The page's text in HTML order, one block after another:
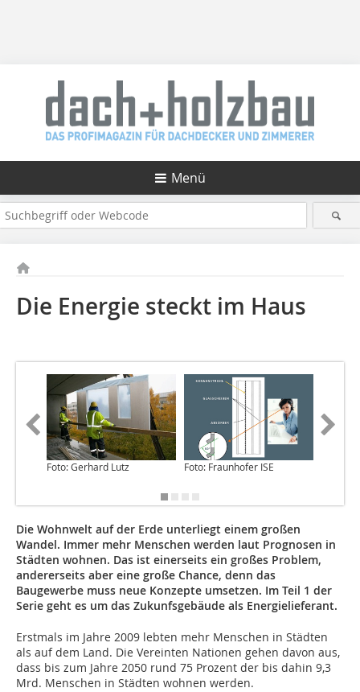
Menü
Die Energie steckt im Haus
Foto: Gerhard Lutz Foto: Fraunhofer ISE
Die Wohnwelt auf der Erde unterliegt einem großen
Wandel. Immer mehr Menschen werden laut Prognosen in
Städten wohnen. Das ist einerseits ein großes Problem,
andererseits aber eine große Chance, denn das
Baugewerbe muss neue Konzepte umsetzen. Im Teil 1 der
Serie geht es um das Zukunfsgebäude als Energielieferant.
Erstmals im Jahre 2009 lebten mehr Menschen in Städten
als auf dem Land. Die Vereinten Nationen gehen davon aus,
dass bis zum Jahre 2050 rund 75 Prozent der bis dahin 9,3
Mrd. Menschen in Städten wohnen werden.